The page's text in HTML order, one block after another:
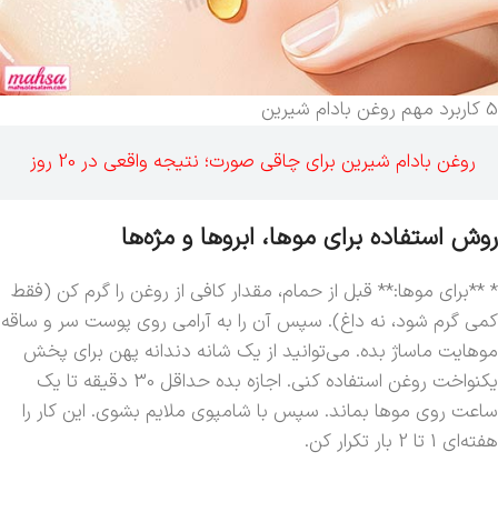
5 کاربرد مهم روغن بادام شیرین
روغن بادام شیرین برای چاقی صورت؛ نتیجه واقعی در 20 روز
روش استفاده برای موها، ابروها و مژه‌ها
* **برای موها:** قبل از حمام، مقدار کافی از روغن را گرم کن (فقط
کمی گرم شود، نه داغ). سپس آن را به آرامی روی پوست سر و ساقه
موهایت ماساژ بده. می‌توانید از یک شانه دندانه پهن برای پخش
یکنواخت روغن استفاده کنی. اجازه بده حداقل 30 دقیقه تا یک
ساعت روی موها بماند. سپس با شامپوی ملایم بشوی. این کار را
هفته‌ای 1 تا 2 بار تکرار کن.